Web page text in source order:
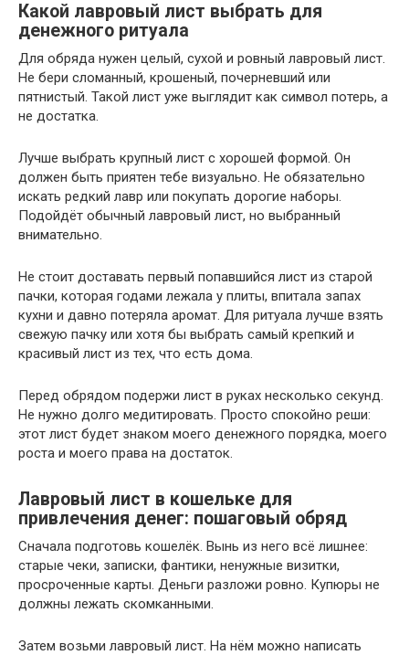
Какой лавровый лист выбрать для
денежного ритуала
Для обряда нужен целый, сухой и ровный лавровый лист.
Не бери сломанный, крошеный, почерневший или
пятнистый. Такой лист уже выглядит как символ потерь, а
не достатка.
Лучше выбрать крупный лист с хорошей формой. Он
должен быть приятен тебе визуально. Не обязательно
искать редкий лавр или покупать дорогие наборы.
Подойдёт обычный лавровый лист, но выбранный
внимательно.
Не стоит доставать первый попавшийся лист из старой
пачки, которая годами лежала у плиты, впитала запах
кухни и давно потеряла аромат. Для ритуала лучше взять
свежую пачку или хотя бы выбрать самый крепкий и
красивый лист из тех, что есть дома.
Перед обрядом подержи лист в руках несколько секунд.
Не нужно долго медитировать. Просто спокойно реши:
этот лист будет знаком моего денежного порядка, моего
роста и моего права на достаток.
Лавровый лист в кошельке для
привлечения денег: пошаговый обряд
Сначала подготовь кошелёк. Вынь из него всё лишнее:
старые чеки, записки, фантики, ненужные визитки,
просроченные карты. Деньги разложи ровно. Купюры не
должны лежать скомканными.
Затем возьми лавровый лист. На нём можно написать